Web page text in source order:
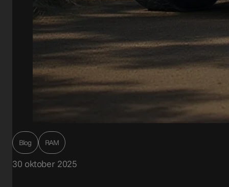
Blog RAM
30 oktober 2025